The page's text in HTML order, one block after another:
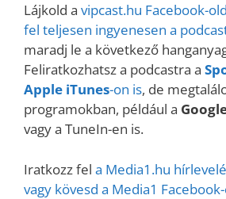
Lájkold a vipcast.hu Facebook-
fel teljesen ingyenesen a
maradj le a következő
Feliratkozhatsz a podcastra a
Apple iTunes-on is, de
programokban, például a
vagy a TuneIn-en is.
Iratkozz fel a Media1.hu
vagy kövesd a Media1